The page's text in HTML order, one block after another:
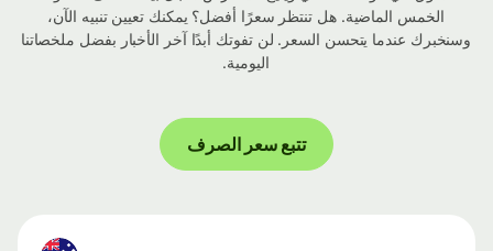
الخمس الماضية. هل تنتظر سعرًا أفضل؟ يمكنك تعيين تنبيه الآن،
وسنخبرك عندما يتحسن السعر. لن تفوتك أبدًا آخر الأخبار بفضل ملخصاتنا
اليومية.
تتبع سعر الصرف